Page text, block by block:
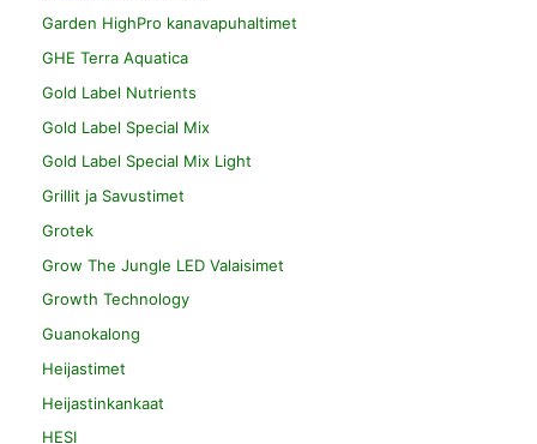
Garden HighPro kanavapuhaltimet
GHE Terra Aquatica
Gold Label Nutrients
Gold Label Special Mix
Gold Label Special Mix Light
Grillit ja Savustimet
Grotek
Grow The Jungle LED Valaisimet
Growth Technology
Guanokalong
Heijastimet
Heijastinkankaat
HESI